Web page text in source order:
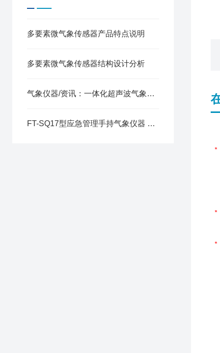
多要素微气象传感器产品特点说明
多要素微气象传感器结构设计分析
气象仪器/资讯：一体化超声波气象监测站—结构稳固、安装简便的小型气象站
FT-SQ17型应急管理手持气象仪器 多参数一体化便携监测仪器